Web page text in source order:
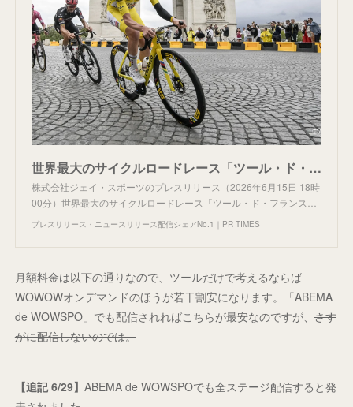
世界最大のサイクルロードレース「ツール・ド・フランス」J SPORTS WOWOW両社の強みを活かしてより多くの視聴者へ魅力を発信
株式会社ジェイ・スポーツのプレスリリース（2026年6月15日 18時
00分）世界最大のサイクルロードレース「ツール・ド・フランス…
プレスリリース・ニュースリリース配信シェアNo.1｜PR TIMES
月額料金は以下の通りなので、ツールだけで考えるならば
WOWOWオンデマンドのほうが若干割安になります。「ABEMA
de WOWSPO」でも配信されればこちらが最安なのですが、さす
がに配信しないのでは。
【追記 6/29】 ABEMA de WOWSPOでも全ステージ配信すると発